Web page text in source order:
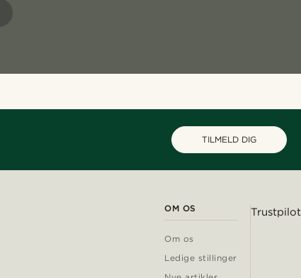
TILMELD DIG
OM OS
Om os
Ledige stillinger
Trustpilot